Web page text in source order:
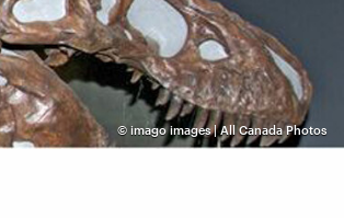
© imago images | All Canada Photos